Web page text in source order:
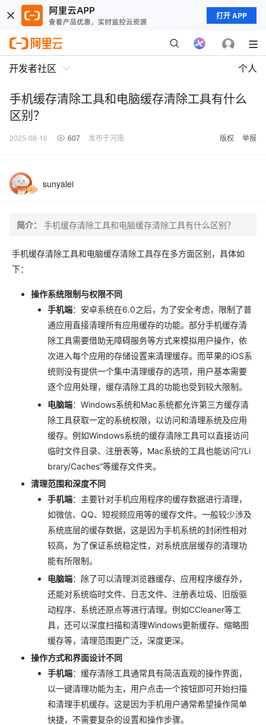
打开 APP
开发者社区 个人
手机缓存清除工具和电脑缓存清除工具有什么
区别？
2025-08-16 607 发布于河南 版权 举报
sunyalei
简介： 手机缓存清除工具和电脑缓存清除工具有什么区别？
手机缓存清除工具和电脑缓存清除工具存在多方面区别，具体如
下：
操作系统限制与权限不同
手机端：安卓系统在6.0之后，为了安全考虑，限制了普
通应用直接清理所有应用缓存的功能。部分手机缓存清
除工具需要借助无障碍服务等方式来模拟用户操作，依
次进入每个应用的存储设置来清理缓存。而苹果的iOS系
统则没有提供一个集中清理缓存的选项，用户基本需要
逐个应用处理，缓存清除工具的功能也受到较大限制。
电脑端：Windows系统和Mac系统都允许第三方缓存清
除工具获取一定的系统权限，以访问和清理系统及应用
缓存。例如Windows系统的缓存清除工具可以直接访问
临时文件目录、注册表等，Mac系统的工具也能访问“/Li
brary/Caches”等缓存文件夹。
清理范围和深度不同
手机端：主要针对手机应用程序的缓存数据进行清理，
如微信、QQ、短视频应用等的缓存文件。一般较少涉及
系统底层的缓存数据，这是因为手机系统的封闭性相对
较高，为了保证系统稳定性，对系统底层缓存的清理功
能有所限制。
电脑端：除了可以清理浏览器缓存、应用程序缓存外，
还能对系统临时文件、日志文件、注册表垃圾、旧版驱
动程序、系统还原点等进行清理。例如CCleaner等工
具，还可以深度扫描和清理Windows更新缓存、缩略图
缓存等，清理范围更广泛，深度更深。
操作方式和界面设计不同
手机端：缓存清除工具通常具有简洁直观的操作界面，
以一键清理功能为主，用户点击一个按钮即可开始扫描
和清理手机缓存。这是因为手机用户通常希望操作简单
快捷，不需要复杂的设置和操作步骤。